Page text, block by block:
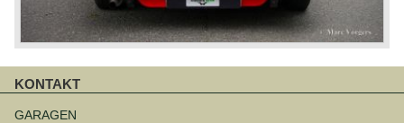
KONTAKT
überspringen
GARAGEN